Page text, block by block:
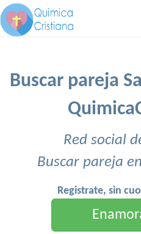
Buscar pareja
Red social
Buscar pareja
Registrate, sin